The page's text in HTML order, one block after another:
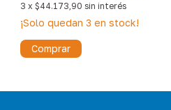
3 x $44.173,90 sin interés
¡Solo quedan 3 en stock!
Comprar